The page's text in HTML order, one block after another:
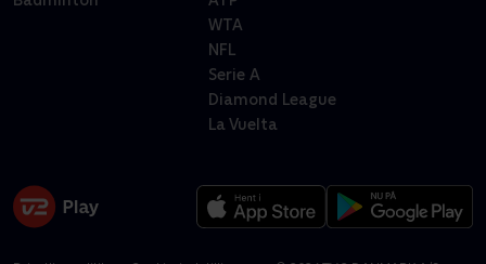
WTA
NFL
Serie A
Diamond League
La Vuelta